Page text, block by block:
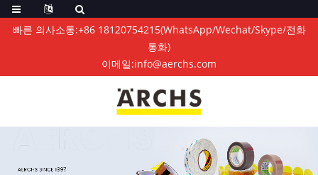
빠른 의사소통:+86 18120754215(WhatsApp/Wechat/Skype/전화
통화)
이메일:info@aerchs.com